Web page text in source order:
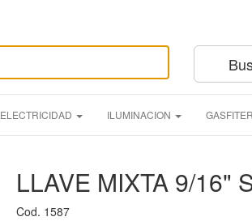
ELECTRICIDAD ILUMINACION
LLAVE MIXTA 9/16"
Cod. 1587